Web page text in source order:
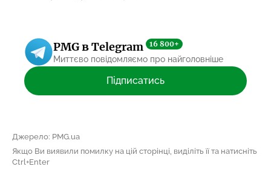
PMG в Telegram 16 800+
Миттєво повідомляємо про найголовніше
Підписатись
Джерело: PMG.ua
Якщо Ви виявили помилку на цій сторінці, виділіть її та натисніть
Ctrl+Enter